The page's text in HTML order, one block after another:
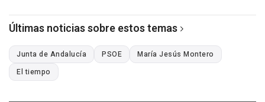
Últimas noticias sobre estos temas
Junta de Andalucía PSOE
María Jesús Montero
El tiempo